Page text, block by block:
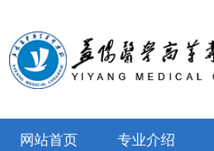
网站首页 专业介绍